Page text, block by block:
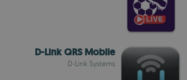
D-Link QRS Mobile
D-Link Systems